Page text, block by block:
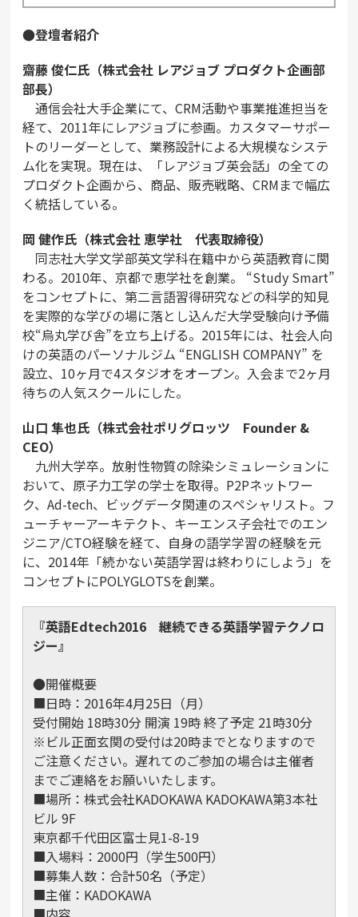
●登壇者紹介
齋藤 俊仁氏（株式会社 レアジョブ プロダクト企画部
部長）
通信会社大手企業にて、CRM活動や事業推進担当を
経て、2011年にレアジョブに参画。カスタマーサポー
トのリーダーとして、業務設計による大規模なシステ
ム化を実現。現在は、「レアジョブ英会話」の全ての
プロダクト企画から、商品、販売戦略、CRMまで幅広
く統括している。
岡 健作氏（株式会社 恵学社 代表取締役）
同志社大学文学部英文学科在籍中から英語教育に関
わる。2010年、京都で恵学社を創業。 “Study Smart”
をコンセプトに、第二言語習得研究などの科学的知見
を実際的な学びの場に落とし込んだ大学受験向け予備
校“烏丸学び舎”を立ち上げる。2015年には、社会人向
けの英語のパーソナルジム “ENGLISH COMPANY” を
設立、10ヶ月で4スタジオをオープン。入会まで2ヶ月
待ちの人気スクールにした。
山口 隼也氏（株式会社ポリグロッツ Founder &
CEO）
九州大学卒。放射性物質の除染シミュレーションに
おいて、原子力工学の学士を取得。P2Pネットワー
ク、Ad-tech、ビッグデータ関連のスペシャリスト。フ
ューチャーアーキテクト、キーエンス子会社でのエン
ジニア/CTO経験を経て、自身の語学学習の経験を元
に、2014年「続かない英語学習は終わりにしよう」を
コンセプトにPOLYGLOTSを創業。
『英語Edtech2016 継続できる英語学習テクノロ
ジー』
●開催概要
■日時：2016年4月25日（月）
受付開始 18時30分 開演 19時 終了予定 21時30分
※ビル正面玄関の受付は20時までとなりますので
ご注意ください。遅れてのご参加の場合は主催者
までご連絡をお願いいたします。
■場所：株式会社KADOKAWA KADOKAWA第3本社
ビル 9F
東京都千代田区富士見1-8-19
■入場料：2000円（学生500円）
■募集人数：合計50名（予定）
■主催：KADOKAWA